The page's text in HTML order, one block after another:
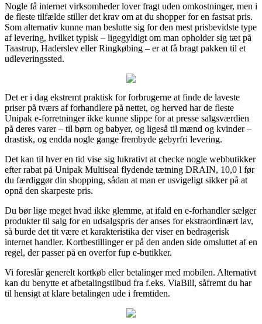
Nogle få internet virksomheder lover fragt uden omkostninger, men i
de fleste tilfælde stiller det krav om at du shopper for en fastsat pris.
Som alternativ kunne man beslutte sig for den mest prisbevidste type
af levering, hvilket typisk – ligegyldigt om man opholder sig tæt på
Taastrup, Haderslev eller Ringkøbing – er at få bragt pakken til et
udleveringssted.
Det er i dag ekstremt praktisk for forbrugerne at finde de laveste
priser på tværs af forhandlere på nettet, og herved har de fleste
Unipak e-forretninger ikke kunne slippe for at presse salgsværdien
på deres varer – til børn og babyer, og ligeså til mænd og kvinder –
drastisk, og endda nogle gange frembyde gebyrfri levering.
Det kan til hver en tid vise sig lukrativt at checke nogle webbutikker
efter rabat på Unipak Multiseal flydende tætning DRAIN, 10,0 l før
du færdiggør din shopping, sådan at man er usvigeligt sikker på at
opnå den skarpeste pris.
Du bør lige meget hvad ikke glemme, at ifald en e-forhandler sælger
produkter til salg for en udsalgspris der anses for ekstraordinært lav,
så burde det tit være et karakteristika der viser en bedragerisk
internet handler. Kortbestillinger er på den anden side omsluttet af en
regel, der passer på en overfor fup e-butikker.
Vi foreslår generelt kortkøb eller betalinger med mobilen. Alternativt
kan du benytte et afbetalingstilbud fra f.eks. ViaBill, såfremt du har
til hensigt at klare betalingen ude i fremtiden.